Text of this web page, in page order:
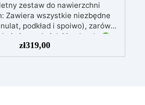
zestaw do nawierzchni
Zawiera wszystkie niezbędne
podkład i spoiwo), zarówno
pieszych, jak i jezdnych.
Szczegółowe instrukcje
rezultaty, nawet bez
zł319,00